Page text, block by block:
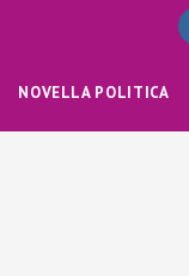
NOVELLA POLITICA